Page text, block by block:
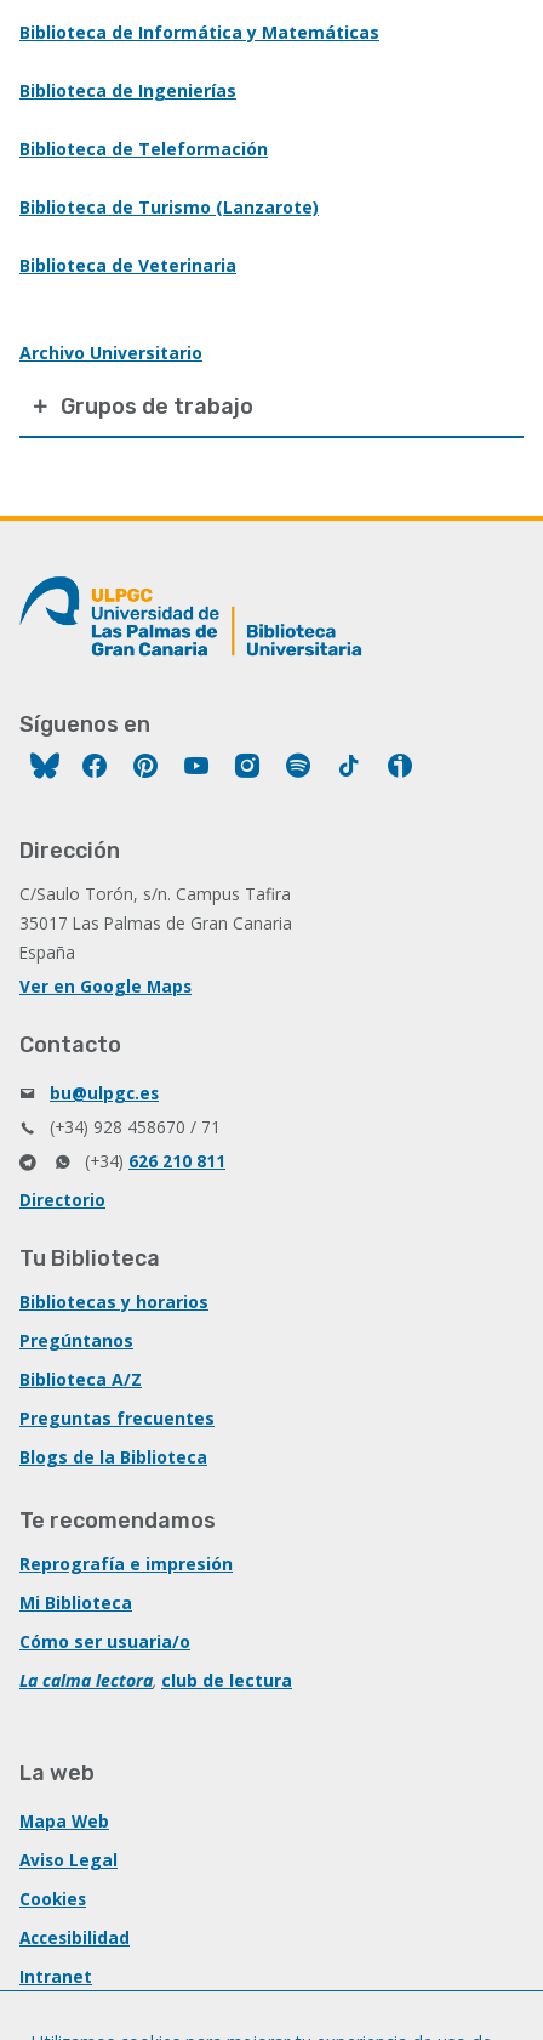
Biblioteca de Informática y Matemáticas
Biblioteca de Ingenierías
Biblioteca de Teleformación
Biblioteca de Turismo (Lanzarote)
Biblioteca de Veterinaria
Archivo Universitario
Grupos de trabajo
Síguenos en
FacebookPinterestYouTubeInstagram
Spotify Tiktok
Dirección
C/Saulo Torón, s/n. Campus Tafira
35017 Las Palmas de Gran Canaria
España
Ver en Google Maps
Contacto
bu@ulpgc.es
(+34) 928 458670 / 71
(+34) 626 210 811
Directorio
Tu Biblioteca
Bibliotecas y horarios
Pregúntanos
Biblioteca A/Z
Preguntas frecuentes
Blogs de la Biblioteca
Te recomendamos
Reprografía e impresión
Mi Biblioteca
Cómo ser usuaria/o
La calma lectora, club de lectura
La web
Mapa Web
Aviso Legal
Cookies
Accesibilidad
Intranet